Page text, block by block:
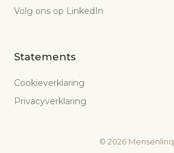
Volg ons op LinkedIn
Statements
Cookieverklaring
Privacyverklaring
© 2026Mensenlinq